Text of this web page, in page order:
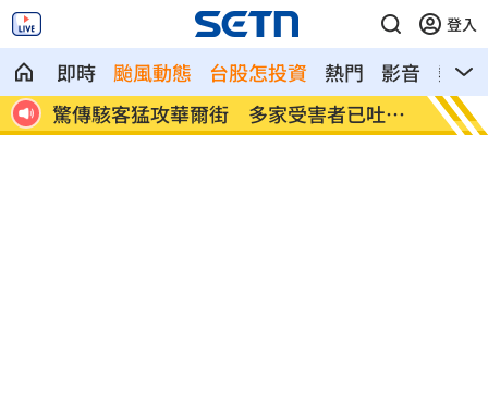
登入
即時 颱風動態 台股怎投資 熱門 影音
熱搜
贖
公推孫散步遭撞亡 女慟:沒有爸爸的父親節 台南